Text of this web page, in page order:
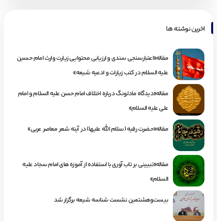
اخرین نوشته ها
مقاله«اعتبارسنجی سندی و ارزیابی محتوایی زیارت وارث امام حسین
علیه السلام در کتب زیارات و ادعیه شیعه»
مقاله«دیدگاه مادلونگ درباره اختلاف امام حسن علیه السلام و امام
علی علیه السلام»
مقاله«حضرت رقیه (سلام الله علیها) در آینه شعر معاصر عربی»
مقاله«تبیینی بر تاب آوری با استفاده از آموزه های امام سجاد علیه
السلام»
بیست‌وهشتمین نشست شناسه شیعه برگزار شد